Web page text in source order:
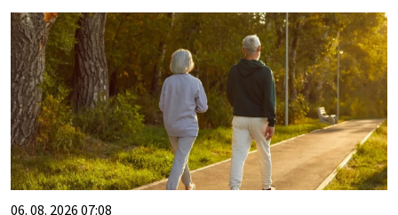
06. 08. 2026 07:08